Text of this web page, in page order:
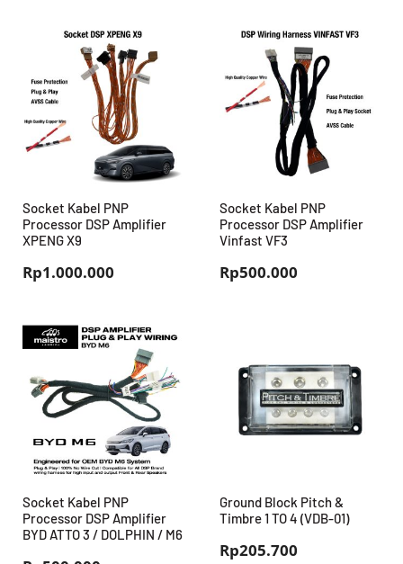
Socket Kabel PNP
Processor DSP Amplifier
XPENG X9
Rp1.000.000
Socket Kabel PNP
Processor DSP Amplifier
Vinfast VF3
Rp500.000
Socket Kabel PNP
Processor DSP Amplifier
BYD ATTO 3 / DOLPHIN / M6
Ground Block Pitch &
Timbre 1 TO 4 (VDB-01)
Rp205.700